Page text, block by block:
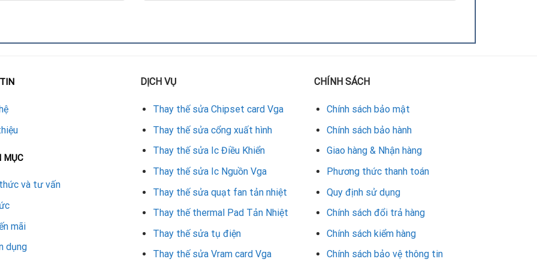
theo vùng.
chân chip.
thích của từng loại VRAM (GDDR5, GDDR6…).
, khiến VGA không thể sửa chữa được nữa. Vì vậy, thay VRAM cần được thực hiện bởi kỹ thuật viên có
trung tâm sửa chữa
MỤC
và tư vấn
mãi
dụng
DỊCH VỤ
Thay thế sửa Chipset card Vga
Thay thế sửa cổng xuất hình
Thay thế sửa Ic Điều Khiển
Thay thế sửa Ic Nguồn Vga
Thay thế sửa quạt fan tản nhiệt
Thay thế thermal Pad Tản Nhiệt
Thay thế sửa tụ điện
Thay thế sửa Vram card Vga
CHÍNH SÁCH
Chính sách bảo mật
Chính sách bảo hành
Giao hàng & Nhận hàng
Phương thức thanh toán
Quy định sử dụng
Chính sách đổi trả hàng
Chính sách kiểm hàng
Chính sách bảo vệ thông tin